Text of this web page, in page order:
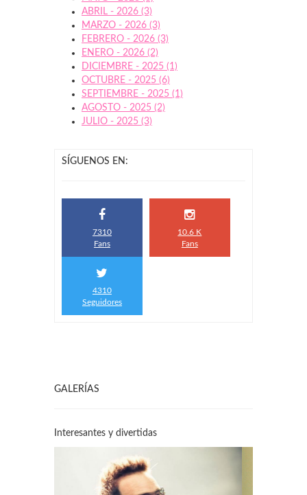
ABRIL - 2026 (3)
MARZO - 2026 (3)
FEBRERO - 2026 (3)
ENERO - 2026 (2)
DICIEMBRE - 2025 (1)
OCTUBRE - 2025 (6)
SEPTIEMBRE - 2025 (1)
AGOSTO - 2025 (2)
JULIO - 2025 (3)
SÍGUENOS EN:
7310
Fans
10.6 K
Fans
4310
Seguidores
GALERÍAS
Interesantes y divertidas